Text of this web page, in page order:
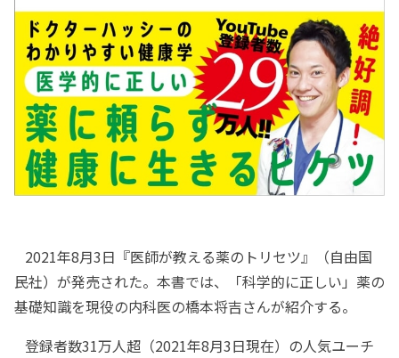
2021年8月3日『医師が教える薬のトリセツ』（自由国
民社）が発売された。本書では、「科学的に正しい」薬の
基礎知識を現役の内科医の橋本将吉さんが紹介する。
登録者数31万人超（2021年8月3日現在）の人気ユーチ